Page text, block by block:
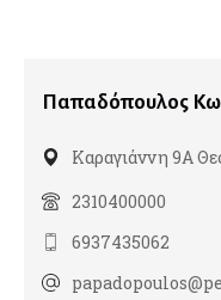
Γυναικολογική Ογκολογία
Εμβρυική Ιατρική
Εξωσωματική Γονιμοποίηση
Λαπαροσκοπική
Παπαδόπουλος
Καραγιάννη 9Α
2310400000
6937435062